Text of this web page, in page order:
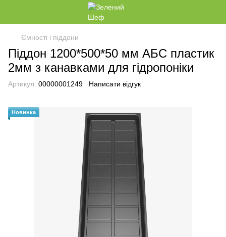
Ємності і піддони
Піддон 1200*500*50 мм АБС пластик
2мм з канавками для гідропоніки
Артикул: 00000001249 Написати відгук
Новинка